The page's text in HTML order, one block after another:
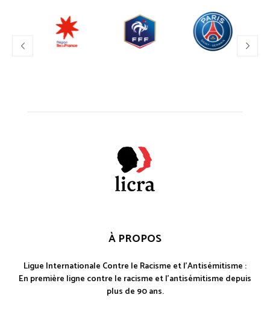
À PROPOS
Ligue Internationale Contre le Racisme et l'Antisémitisme :
En première ligne contre le racisme et l'antisémitisme depuis
plus de 90 ans.